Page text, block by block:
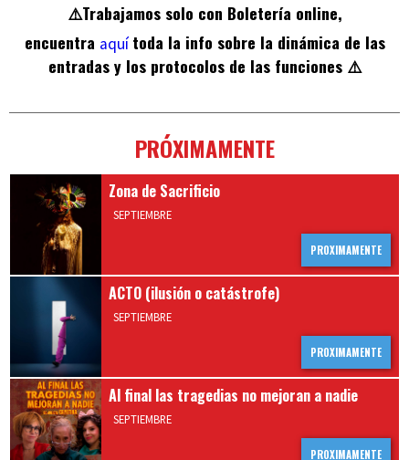
⚠️Trabajamos solo con Boletería online,
encuentra aquí toda la info sobre la dinámica de las
entradas y los protocolos de las funciones ⚠️
PRÓXIMAMENTE
PROXIMAMENTE
Zona de Sacrificio
SEPTIEMBRE
PROXIMAMENTE
ACTO (ilusión o catástrofe)
SEPTIEMBRE
PROXIMAMENTE
Al final las tragedias no mejoran a nadie
SEPTIEMBRE